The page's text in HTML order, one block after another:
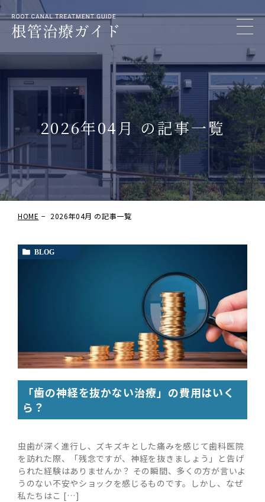
2026年04月 の記事一覧
HOME 2026年04月 の記事一覧
BLOG
「歯の神経を抜かない治療」の費用はいく
ら？
虫歯が深く進行し、ズキズキとした痛みを感じて歯科医院
を訪れた際、「残念ですが、神経を抜きましょう」と告げ
られた経験はありませんか？ その瞬間、多くの方が言いよ
うのない不安やショックを感じるものです。しかし、なぜ
私たちはこ […]